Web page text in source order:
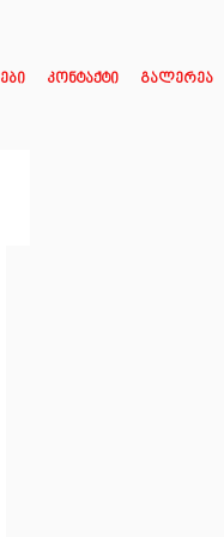
კონტაქტი გალერეა